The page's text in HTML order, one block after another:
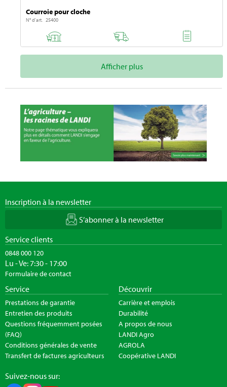
Courroie pour cloche
N° d'art. 25400
Afficher plus
Inscription à la newsletter
S’abonner à la newsletter
Service clients
0848 000 120
Lu - Ve: 7:30 - 17:00
Formulaire de contact
Service
Prestations de garantie
Entretien des produits
Questions fréquemment posées
(FAQ)
Conditions générales de vente
Transfert de factures agriculteurs
Découvrir
Carrière et emplois
Durabilité
A propos de nous
LANDI Agro
AGROLA
Coopérative LANDI
Suivez-nous sur: